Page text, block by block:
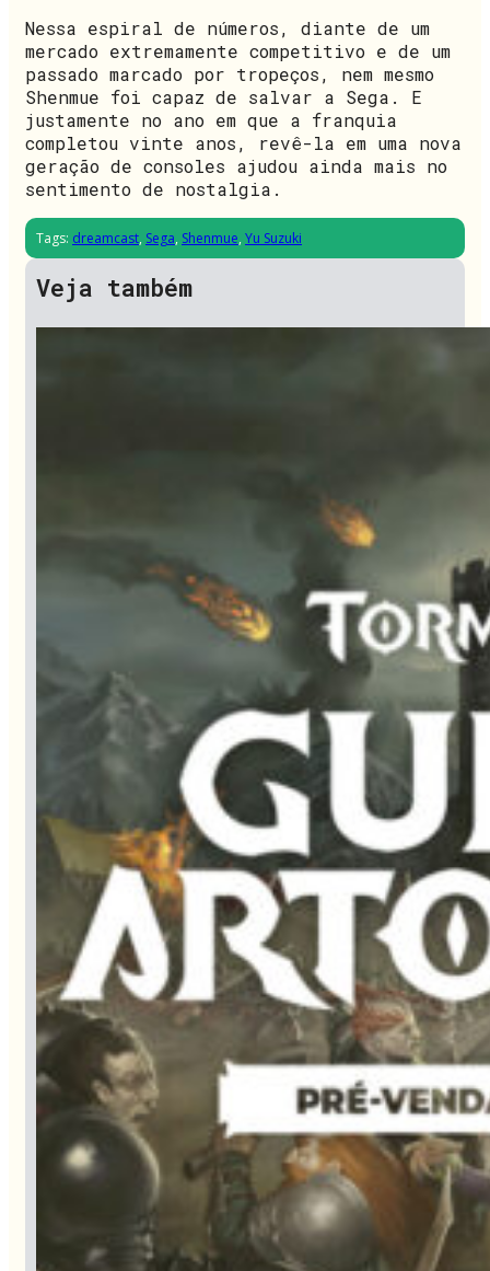
Nessa espiral de números, diante de um
mercado extremamente competitivo e de um
passado marcado por tropeços, nem mesmo
Shenmue foi capaz de salvar a Sega. E
justamente no ano em que a franquia
completou vinte anos, revê-la em uma nova
geração de consoles ajudou ainda mais no
sentimento de nostalgia.
Tags: dreamcast, Sega, Shenmue, Yu Suzuki
Veja também